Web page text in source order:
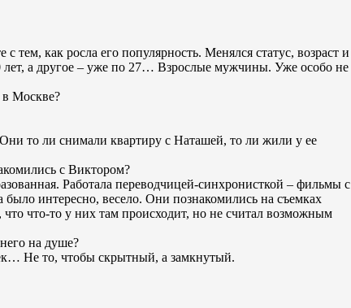
тем, как росла его популярность. Менялся статус, возраст и
а другое – уже по 27… Взрослые мужчины. Уже особо не
Москве?
то ли снимали квартиру с Наташей, то ли жили у ее
с Виктором?
Работала переводчицей-синхронисткой – фильмы с
было интересно, весело. Они познакомились на съемках
что-то у них там происходит, но не считал возможным
на душе?
Не то, чтобы скрытный, а замкнутый.